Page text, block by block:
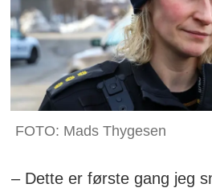
FOTO: Mads Thygesen
– Dette er første gang jeg